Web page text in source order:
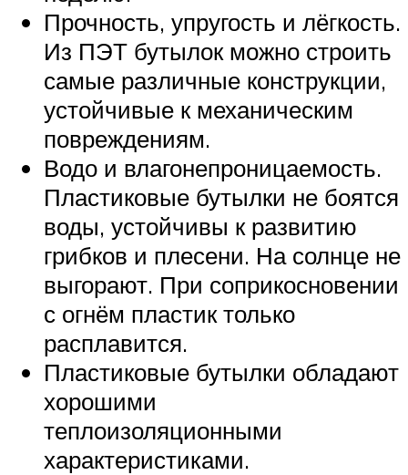
Прочность, упругость и лёгкость.
Из ПЭТ бутылок можно строить
самые различные конструкции,
устойчивые к механическим
повреждениям.
Водо и влагонепроницаемость.
Пластиковые бутылки не боятся
воды, устойчивы к развитию
грибков и плесени. На солнце не
выгорают. При соприкосновении
с огнём пластик только
расплавится.
Пластиковые бутылки обладают
хорошими
теплоизоляционными
характеристиками.